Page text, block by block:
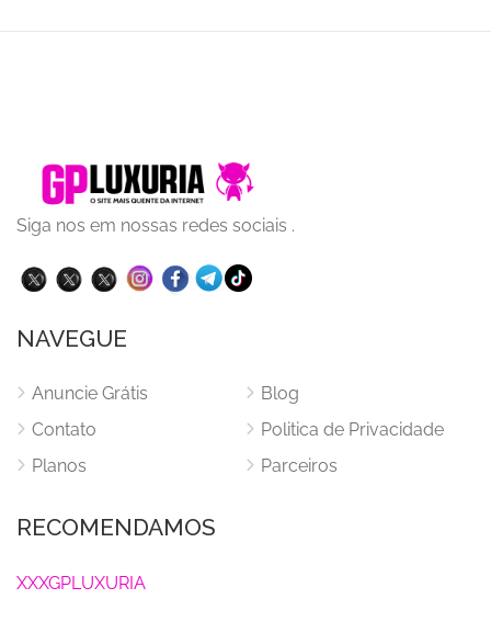
Siga nos em nossas redes sociais .
NAVEGUE
Anuncie Grátis
Contato
Planos
Blog
Politica de Privacidade
Parceiros
RECOMENDAMOS
XXXGPLUXURIA